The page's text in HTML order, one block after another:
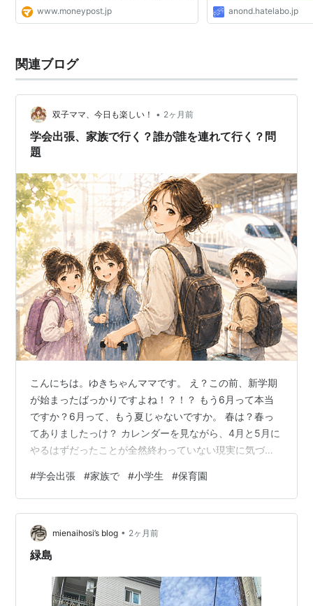
www.moneypost.jp anond.hatelabo.jp
関連ブログ
双子ママ、今日も楽しい！ • 2ヶ月前
学会出張、家族で行く？誰が誰を連れて行く？問
題
こんにちは。ゆきちゃんママです。 え？この前、新学期
が始まったばっかりですよね！？！？ もう6月って本当
ですか？6月って、もう夏じゃないですか。 春は？春っ
てありましたっけ？ カレンダーを見ながら、4月と5月に
やるはずだったことが全然終わっていない現実に気づ
ることは終わらないのに、新しくやることはどんどん増
えていく。これが人生の大変なところですね（笑） さて
今日は、今度また学会で県外に行く予定がありまして。
その計画をしている中で起きた、私とパパのちょっとし
た会話をご紹介しようと思います。 夫婦で参加学会がほ
#学会出張 #家族で #小学生 #保育園
mienaihosi’s blog • 2ヶ月前
緑島